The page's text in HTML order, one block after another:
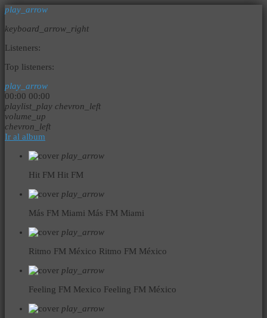
play_arrow
keyboard_arrow_right
Listeners:
Top listeners:
play_arrow
00:00 00:00
playlist_play chevron_left
volume_up
chevron_left
Ir al album
play_arrow
Hit FM Hit FM
play_arrow
Más FM Miami Más FM Miami
play_arrow
Ritmo FM México Ritmo FM México
play_arrow
Feeling FM Mexico Feeling FM México
play_arrow